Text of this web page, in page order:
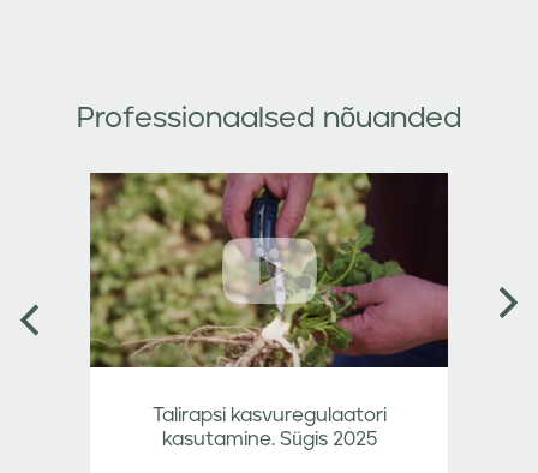
Professionaalsed nõuanded
Talirapsi kasvuregulaatori
kasutamine. Sügis 2025